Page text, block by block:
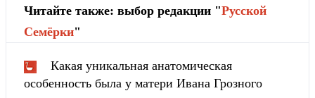
Читайте также: выбор редакции "Русской
Cемёрки"
Какая уникальная анатомическая
особенность была у матери Ивана Грозного